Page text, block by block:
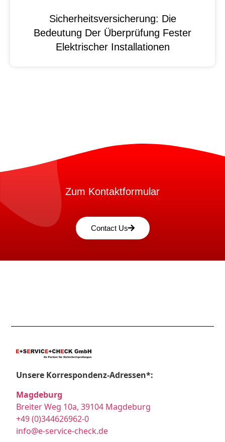
Sicherheitsversicherung: Die
Bedeutung Der Überprüfung Fester
Elektrischer Installationen
Zum Kontaktformular
Contact Us
Unsere Korrespondenz-Adressen*:
Magdeburg
Breiter Weg 10a, 39104 Magdeburg
+49 (0)344626962-0
info@e-service-check.de